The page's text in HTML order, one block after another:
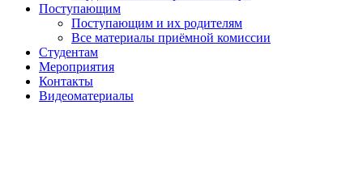
Поступающим
Поступающим и их родителям
Все материалы приёмной комиссии
Студентам
Мероприятия
Контакты
Видеоматериалы